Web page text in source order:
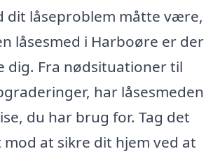
dit låseproblem måtte være,
låsesmed i Harboøre er der
dig. Fra nødsituationer til
har låsesmeden
du har brug for. Tag det
at sikre dit hjem ved at